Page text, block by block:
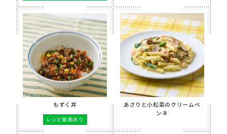
もずく丼
レシピ動画あり
あさりと小松菜のクリームペ
ンネ